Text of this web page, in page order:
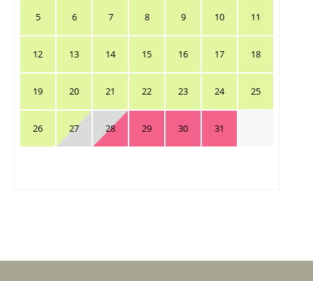
5 6 7 8 9 10 11
12 13 14 15 16 17 18
19 20 21 22 23 24 25
26 27 28 29 30 31